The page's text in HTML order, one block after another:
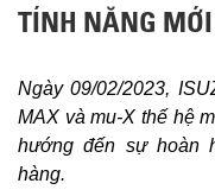
TÍNH NĂNG MỚI
Ngày 09/02/2023,
MAX và mu-X thế hệ
hướng đến sự hoàn
hàng.